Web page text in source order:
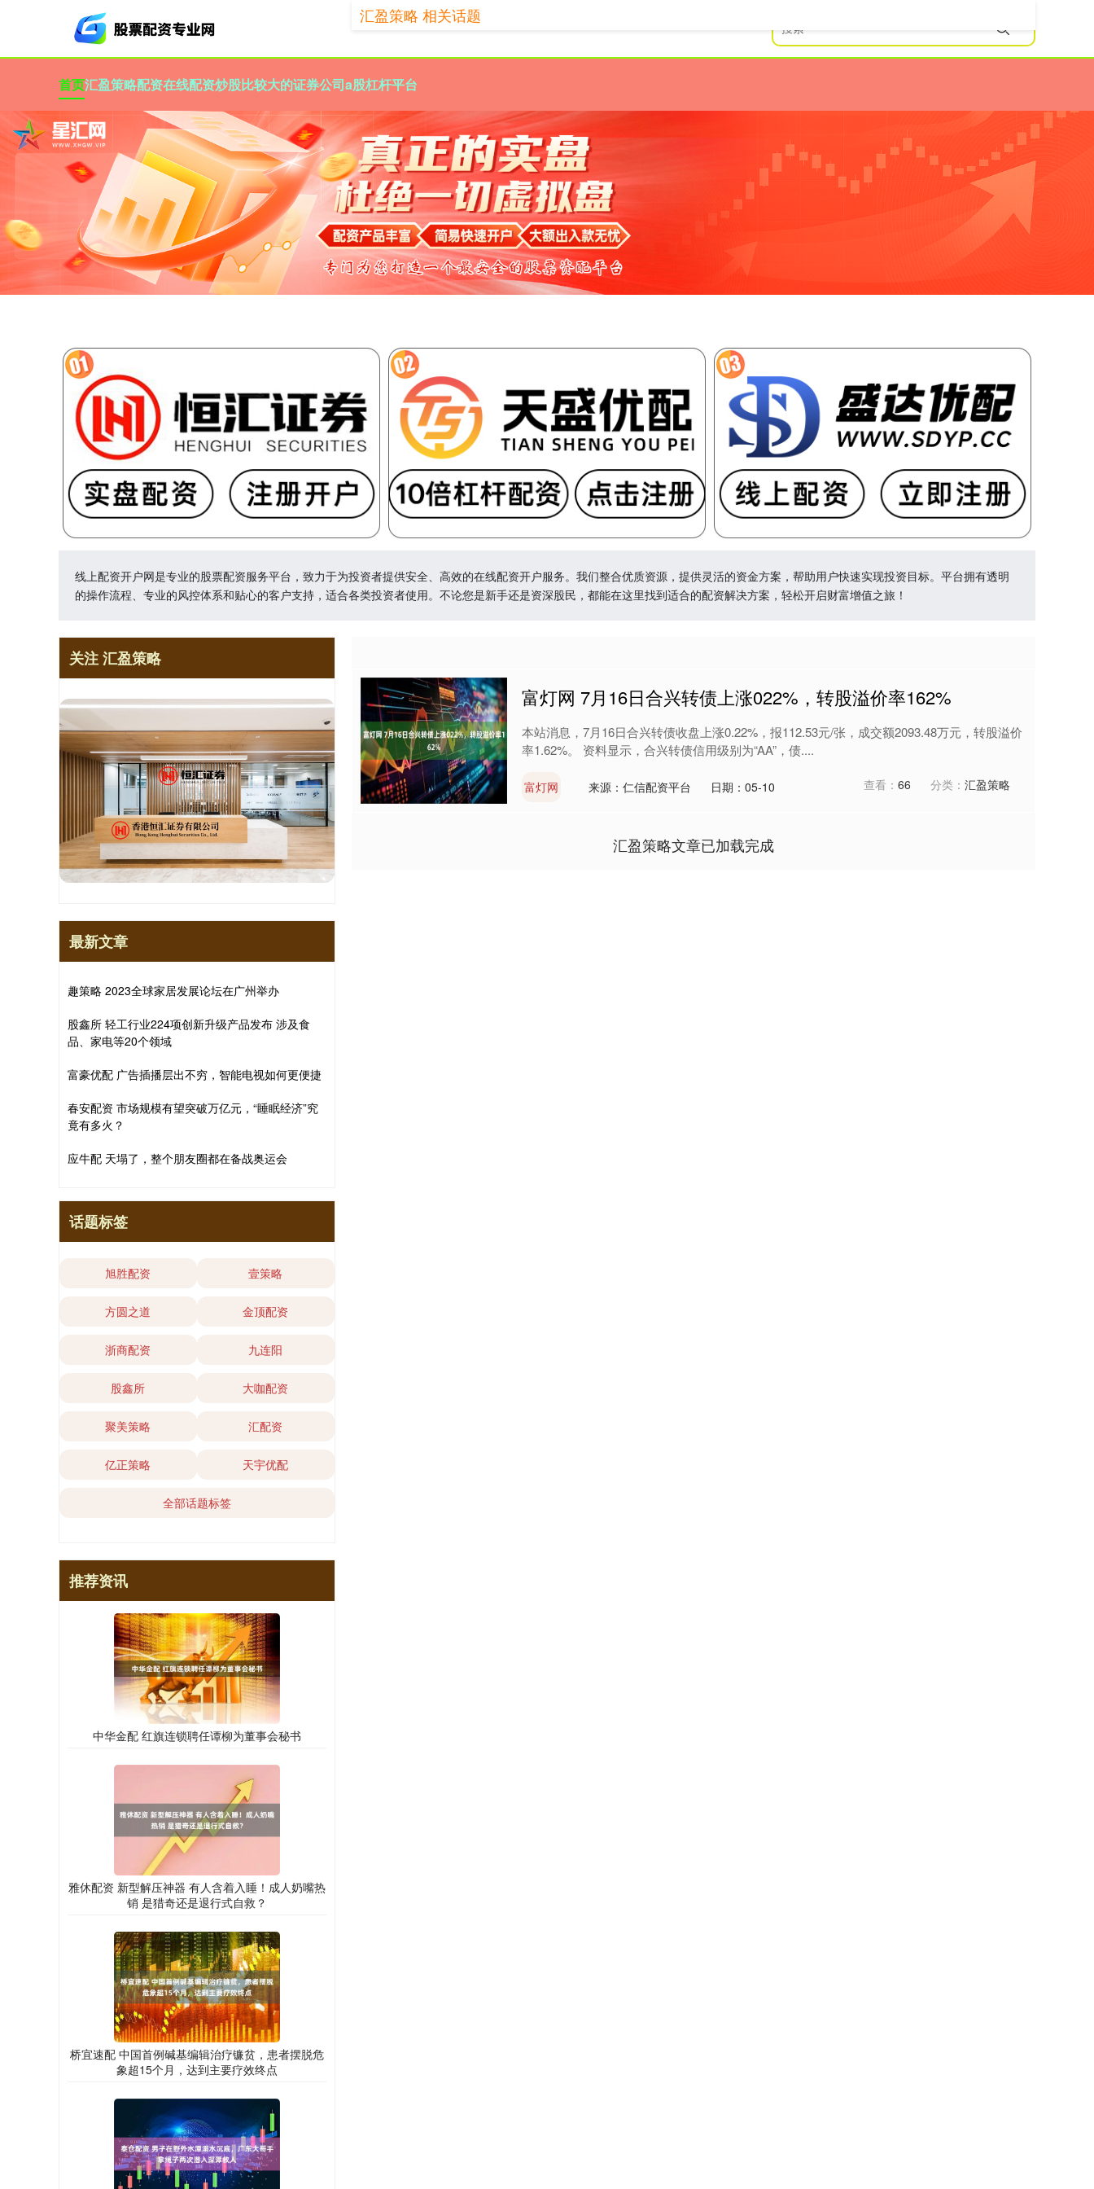
首页汇盈策略配资在线配资炒股比较大的证券公司a股杠杆平台
线上配资开户网是专业的股票配资服务平台，致力于为投资者提供安全、高效的在线配资开户服务。我们整合优质资源，提供灵活的资金方案，帮助用户快速实现投资目标。平台拥有透明
的操作流程、专业的风控体系和贴心的客户支持，适合各类投资者使用。不论您是新手还是资深股民，都能在这里找到适合的配资解决方案，轻松开启财富增值之旅！
汇盈策略 相关话题
富灯网 7月16日合兴转债上涨022%，转股溢价率162%
本站消息，7月16日合兴转债收盘上涨0.22%，报112.53元/张，成交额2093.48万元，转股溢价
率1.62%。 资料显示，合兴转债信用级别为“AA”，债....
富灯网 来源：仁信配资平台 日期：05-10 查看： 66 分类： 汇盈策略
汇盈策略文章已加载完成
关注 汇盈策略
最新文章
趣策略 2023全球家居发展论坛在广州举办
股鑫所 轻工行业224项创新升级产品发布 涉及食
品、家电等20个领域
富豪优配 广告插播层出不穷，智能电视如何更便捷
春安配资 市场规模有望突破万亿元，“睡眠经济”究
竟有多火？
应牛配 天塌了，整个朋友圈都在备战奥运会
话题标签
旭胜配资 壹策略
方圆之道 金顶配资
浙商配资 九连阳
股鑫所 大咖配资
聚美策略 汇配资
亿正策略 天宇优配
全部话题标签
推荐资讯
中华金配 红旗连锁聘任谭柳为董事会秘书
雅休配资 新型解压神器 有人含着入睡！成人奶嘴热
销 是猎奇还是退行式自救？
桥宜速配 中国首例碱基编辑治疗镰贫，患者摆脱危
象超15个月，达到主要疗效终点